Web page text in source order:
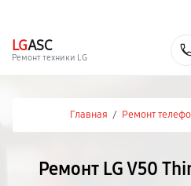
LGASC
Ремонт техники LG
Главная / Ремонт
Ремонт LG V50